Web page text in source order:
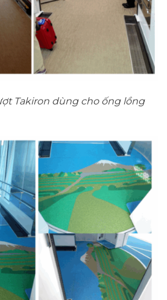
Takiron dùng cho ống lồng